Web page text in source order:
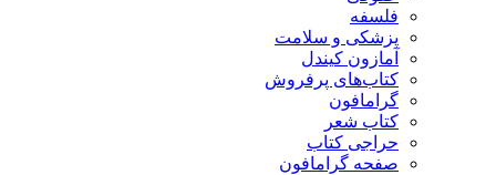
فلسفه
پزشکی و سلامت
آمازون کیندل
کتاب‌های پرفروش
گرامافون
کتاب شعر
حراجی کتاب
صفحه گرامافون